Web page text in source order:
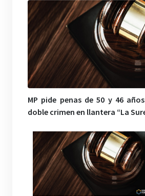
MP pide penas de 50 y 46
doble crimen en llantera “La